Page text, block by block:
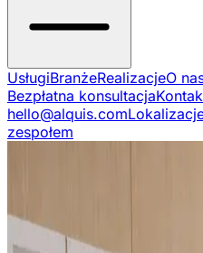
UsługiBranżeRealizacjeO
Bezpłatna konsultacja
hello@alquis.com
zespołem